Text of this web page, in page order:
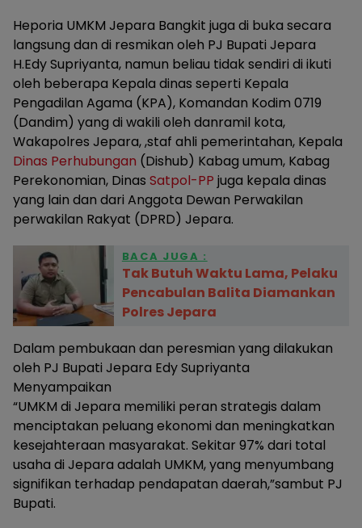
Heporia UMKM Jepara Bangkit juga di buka secara
langsung dan di resmikan oleh PJ Bupati Jepara
H.Edy Supriyanta, namun beliau tidak sendiri di ikuti
oleh beberapa Kepala dinas seperti Kepala
Pengadilan Agama (KPA), Komandan Kodim 0719
(Dandim) yang di wakili oleh danramil kota,
Wakapolres Jepara, ,staf ahli pemerintahan, Kepala
Dinas Perhubungan (Dishub) Kabag umum, Kabag
Perekonomian, Dinas Satpol-PP juga kepala dinas
yang lain dan dari Anggota Dewan Perwakilan
perwakilan Rakyat (DPRD) Jepara.
BACA JUGA :
Tak Butuh Waktu Lama, Pelaku
Pencabulan Balita Diamankan
Polres Jepara
Dalam pembukaan dan peresmian yang dilakukan
oleh PJ Bupati Jepara Edy Supriyanta
Menyampaikan
“UMKM di Jepara memiliki peran strategis dalam
menciptakan peluang ekonomi dan meningkatkan
kesejahteraan masyarakat. Sekitar 97% dari total
usaha di Jepara adalah UMKM, yang menyumbang
signifikan terhadap pendapatan daerah,”sambut PJ
Bupati.